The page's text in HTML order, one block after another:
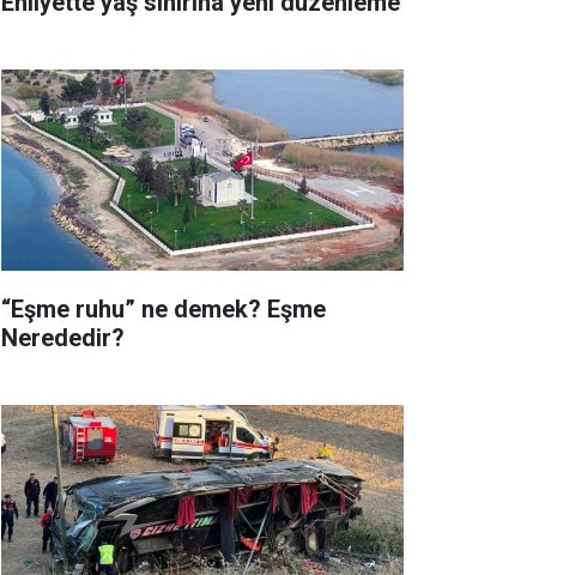
“Eşme ruhu” ne demek? Eşme
Nerededir?